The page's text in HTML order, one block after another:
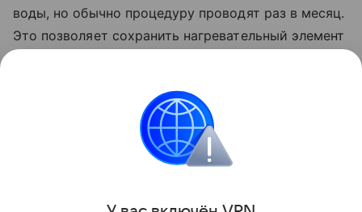
воды, но обычно процедуру проводят раз в месяц.
Это позволяет сохранить нагревательный элемент
поломки прибора и помогает поддерживать
чистоту на кухне без лишних усилий.